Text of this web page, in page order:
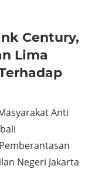
Century,
Lima
Anti
Negeri Jakarta